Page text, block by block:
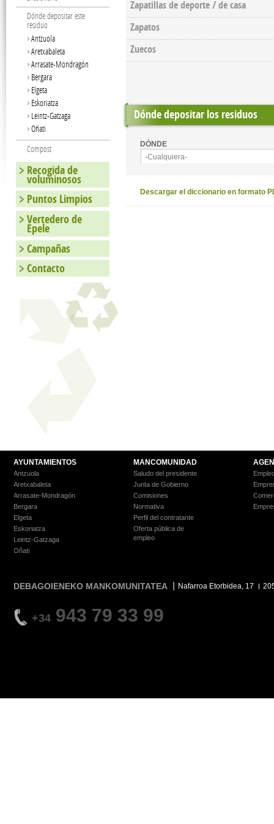
Zapatillas de deporte / de casa
Zapatos
Zuecos
Dónde depositar los residuos
DÓNDE
-Cualquiera-
Descargar el diccionario en formato
Dónde depositar este
residuo
Antzuola
Aretxabaleta
Arrasate-Mondragón
Bergara
Elgeta
Eskoriatza
Leintz-Gatzaga
Oñati
Compost
Recogida de
voluminosos
Puntos Limpios
Vertedero de
Epele
Campañas
Contacto
AYUNTAMIENTOS
Antzuola
Aretxabaleta
Arrasate-Mondragón
Bergara
Elgeta
Eskoriatza
Leintz-Gatzaga
Oñati
MANCOMUNIDAD
Saludo del presidente
Junta de Gobierno
Comisiones
Normativa
Perfil del contratante
Oferta pública de
empleo
DEBAGOIENEKO MANKOMUNITATEA Nafarroa Etorbidea, 17
+34 943 79 33 99